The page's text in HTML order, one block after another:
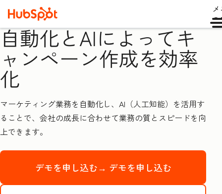
自動化とAIによってキ
ャンペーン作成を効率
化
マーケティング業務を自動化し、AI（人工知能）を活用す
ることで、会社の成長に合わせて業務の質とスピードを向
上できます。
デモを申し込む→ デモを申し込む